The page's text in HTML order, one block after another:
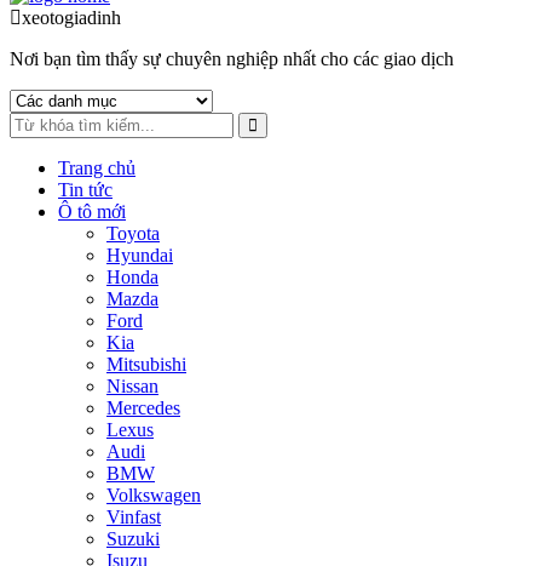
to
toxeotogiadinh
Nơi bạn tìm thấy sự chuyên nghiệp nhất cho các giao dịch
Trang chủ
Tin tức
Ô tô mới
Toyota
Hyundai
Honda
Mazda
Ford
Kia
Mitsubishi
Nissan
Mercedes
Lexus
Audi
BMW
Volkswagen
Vinfast
Suzuki
Isuzu